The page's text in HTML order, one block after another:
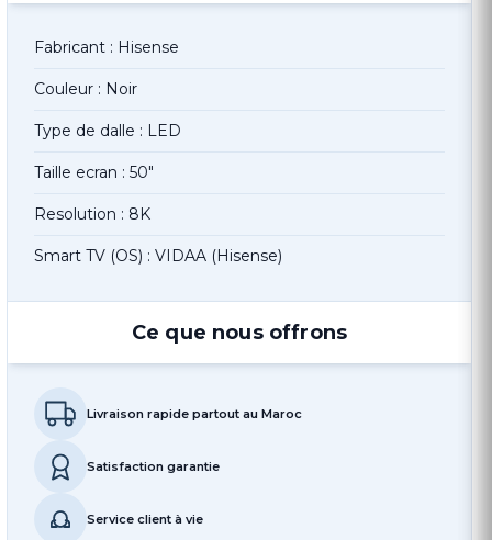
Fabricant : Hisense
Couleur : Noir
Type de dalle : LED
Taille ecran : 50"
Resolution : 8K
Smart TV (OS) : VIDAA (Hisense)
Ce que nous offrons
Livraison rapide partout au Maroc
Satisfaction garantie
Service client à vie